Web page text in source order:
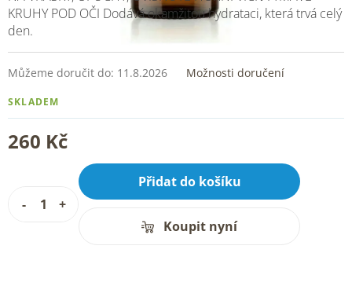
260 Kč
SKLADEM
Můžeme doručit do: 11.8.2026 Možnosti doručení
Přidat do košíku
Koupit nyní
KRUHY POD OČI Dodává okamžitou hydrataci, která trvá celý
den.